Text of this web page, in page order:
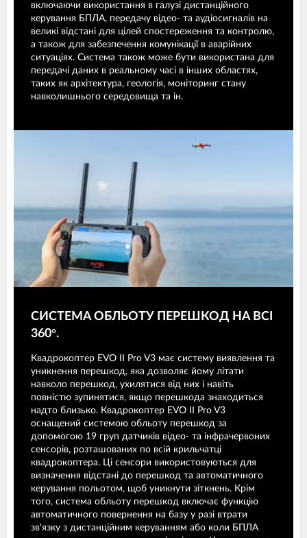
включаючи використання в галузі дистанційного
керування БПЛА, передачу відео- та аудіосигналів на
великі відстані для цілей спостереження та контролю,
а також для забезпечення комунікації в аварійних
ситуаціях. Система також може бути використана для
передачі даних в реальному часі в інших областях,
таких як архітектура, геологія, моніторинг стану
навколишнього середовища та ін.
СИСТЕМА ОБЛЬОТУ ПЕРЕШКОД НА ВСІ
360°.
Квадрокоптер EVO II Pro V3 має систему виявлення та
уникнення перешкод, яка дозволяє йому літати
навколо перешкод, ухилятися від них і навіть
повністю зупинятися, якщо перешкода знаходиться
надто близько. Квадрокоптер EVO II Pro V3
оснащений системою обльоту перешкод за
допомогою 19 груп датчиків відео- та інфрачервоних
сенсорів, розташованих по всій крильчатці
квадрокоптера. Ці сенсори використовуються для
визначення відстані до перешкод та автоматичного
керування польотом, щоб уникнути зіткнень. Крім
того, система обльоту перешкод включає функцію
автоматичного повернення на базу у разі втрати
зв'язку з дистанційним керуванням або коли БПЛА